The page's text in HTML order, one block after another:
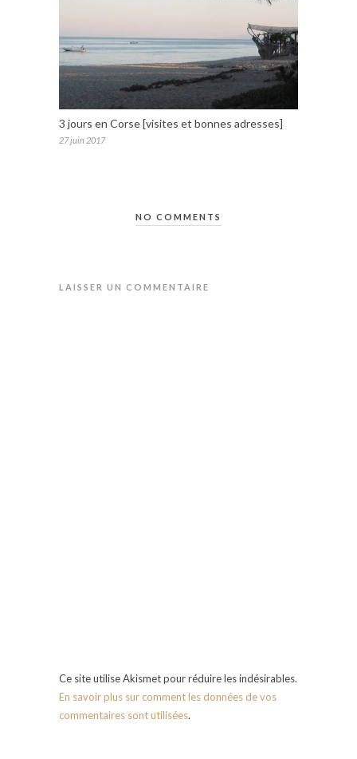
3 jours en Corse [visites et bonnes adresses]
27 juin 2017
NO COMMENTS
LAISSER UN COMMENTAIRE
Ce site utilise Akismet pour réduire les indésirables.
En savoir plus sur comment les données de vos
commentaires sont utilisées.